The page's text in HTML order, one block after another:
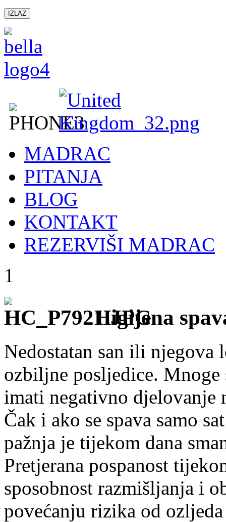
IZLAZ
MADRAC
PITANJA
BLOG
KONTAKT
REZERVIŠI MADRAC
1
Higijena
Nedostatan san ili
ozbiljne posljedice. Mnoge
imati negativno djelovanje
Čak i ako se spava samo
pažnja je tijekom dana
Pretjerana pospanost
sposobnost razmišljanja i
povećanju rizika od